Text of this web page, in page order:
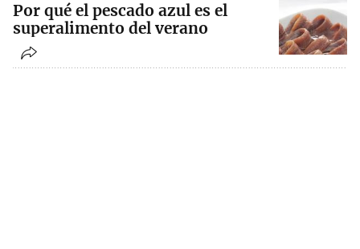
Por qué el pescado azul es el
superalimento del verano